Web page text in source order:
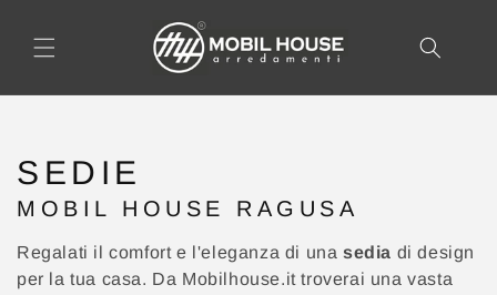
CONTENUTI
C
O
L
L
E
SEDIE
MOBIL HOUSE RAGUSA
Regalati il comfort e l'eleganza di una sedia di design
per la tua casa. Da Mobilhouse.it troverai una vasta